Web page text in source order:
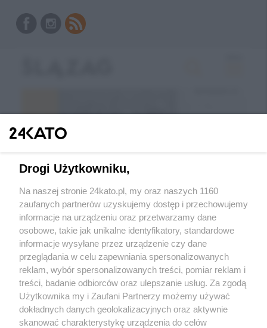
Wróć do strony głównej
ślązag.pl
0%
Drogi Użytkowniku,
Na naszej stronie 24kato.pl, my oraz naszych 1160
zaufanych partnerów uzyskujemy dostęp i przechowujemy
informacje na urządzeniu oraz przetwarzamy dane
osobowe, takie jak unikalne identyfikatory, standardowe
informacje wysyłane przez urządzenie czy dane
przeglądania w celu zapewniania spersonalizowanych
reklam, wybór spersonalizowanych treści, pomiar reklam i
treści, badanie odbiorców oraz ulepszanie usług. Za zgodą
Użytkownika my i Zaufani Partnerzy możemy używać
dokładnych danych geolokalizacyjnych oraz aktywnie
skanować charakterystykę urządzenia do celów